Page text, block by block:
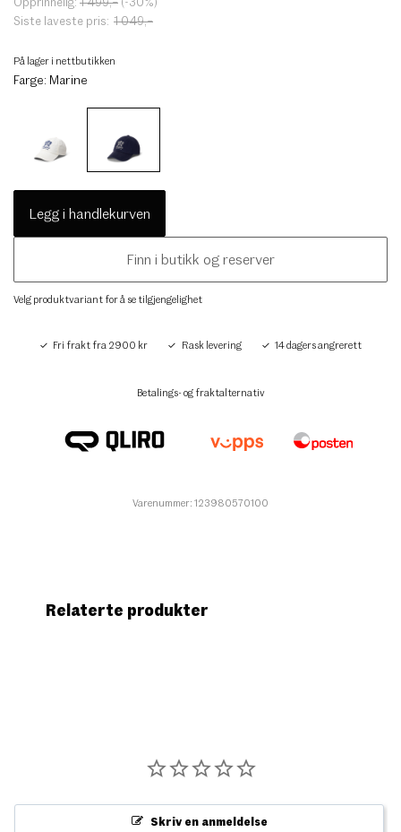
Siste laveste pris: 1 049,–
På lager i nettbutikken
Farge: Marine
Legg i handlekurven
Finn i butikk og reserver
Velg produktvariant for å se tilgjengelighet
Fri frakt fra 2900 kr Rask levering 14 dagers angrerett
Betalings- og fraktalternativ
Varenummer: 123980570100
Relaterte produkter
Skriv en anmeldelse